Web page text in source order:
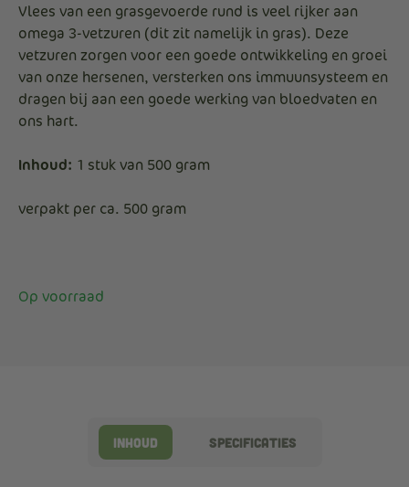
Vlees van een grasgevoerde rund is veel rijker aan
omega 3-vetzuren (dit zit namelijk in gras). Deze
vetzuren zorgen voor een goede ontwikkeling en groei
van onze hersenen, versterken ons immuunsysteem en
dragen bij aan een goede werking van bloedvaten en
ons hart.
Inhoud: 1 stuk van 500 gram
verpakt per ca. 500 gram
Op voorraad
Inhoud Specificaties